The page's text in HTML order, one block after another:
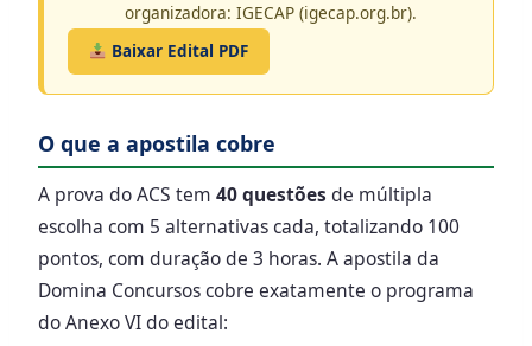
organizadora: IGECAP (igecap.org.br).
Baixar Edital PDF
O que a apostila cobre
A prova do ACS tem 40 questões de múltipla
escolha com 5 alternativas cada, totalizando 100
pontos, com duração de 3 horas. A apostila da
Domina Concursos cobre exatamente o programa
do Anexo VI do edital: